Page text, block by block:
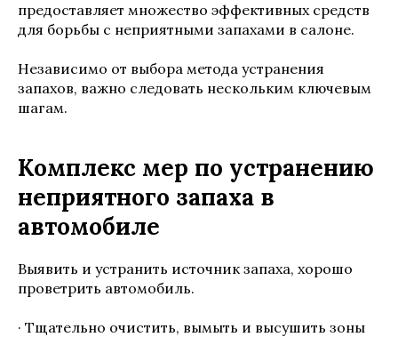
предоставляет множество эффективных средств
для борьбы с неприятными запахами в салоне.
Независимо от выбора метода устранения
запахов, важно следовать нескольким ключевым
шагам.
Комплекс мер по устранению
неприятного запаха в
автомобиле
Выявить и устранить источник запаха, хорошо
проветрить автомобиль.
· Тщательно очистить, вымыть и высушить зоны